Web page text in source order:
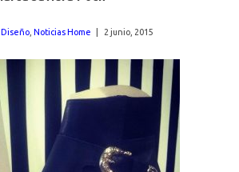
Diseño Noticias Home 2 junio, 2015